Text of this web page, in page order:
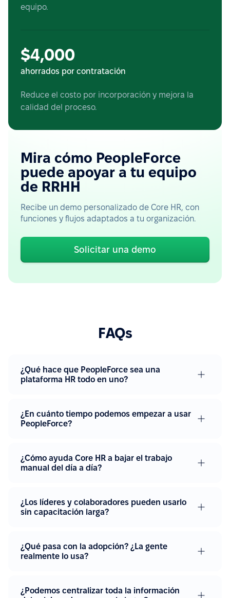
equipo.
$4,000
ahorrados por contratación
Reduce el costo por incorporación y mejora la
calidad del proceso.
Mira cómo PeopleForce
puede apoyar a tu equipo
de RRHH
Recibe un demo personalizado de Core HR, con
funciones y flujos adaptados a tu organización.
Solicitar una demo
FAQs
¿Qué hace que PeopleForce sea una
plataforma HR todo en uno?
¿En cuánto tiempo podemos empezar a usar
PeopleForce?
¿Cómo ayuda Core HR a bajar el trabajo
manual del día a día?
¿Los líderes y colaboradores pueden usarlo
sin capacitación larga?
¿Qué pasa con la adopción? ¿La gente
realmente lo usa?
¿Podemos centralizar toda la información